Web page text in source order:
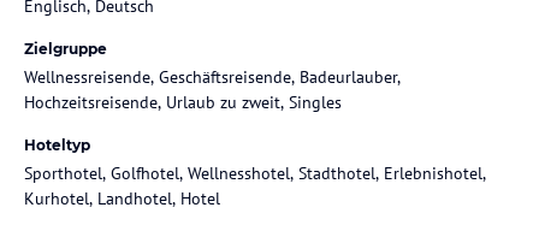
Englisch, Deutsch
Zielgruppe
Wellnessreisende, Geschäftsreisende, Badeurlauber,
Hochzeitsreisende, Urlaub zu zweit, Singles
Hoteltyp
Sporthotel, Golfhotel, Wellnesshotel, Stadthotel, Erlebnishotel,
Kurhotel, Landhotel, Hotel